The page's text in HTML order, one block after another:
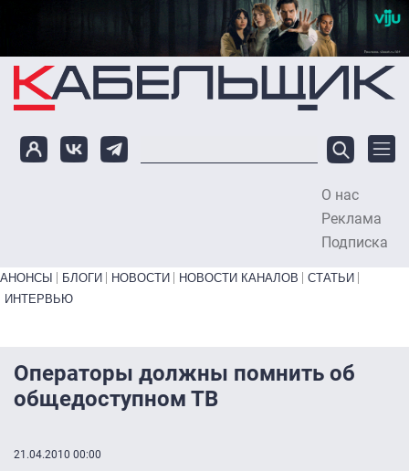
Перейти к основному содержанию
О нас
Реклама
Подписка
Primary links bottom
АНОНСЫ БЛОГИ НОВОСТИ НОВОСТИ КАНАЛОВ
СТАТЬИ
ИНТЕРВЬЮ
Операторы должны помнить об
общедоступном ТВ
21.04.2010 00:00